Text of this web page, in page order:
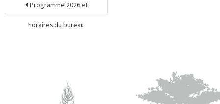
Programme 2026 et
horaires du bureau